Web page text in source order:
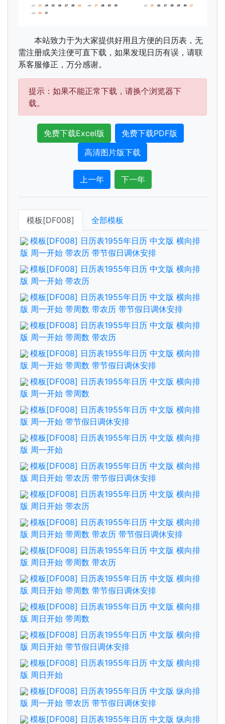
本站致力于为大家提供好用且方便的日历表，无
需注册或关注便可直下载，如果发现日历有误，请联
系客服修正，万分感谢。
提示：如果不能正常下载，请换个浏览器下
载。
免费下载Excel版
免费下载PDF版
高清图片版下载
上一年 下一年
模板[DF008] 全部模板
模板[DF008] 日历表1955年日历 中文版 横向排
版 周一开始 带农历 带节假日调休安排
模板[DF008] 日历表1955年日历 中文版 横向排
版 周一开始 带农历
模板[DF008] 日历表1955年日历 中文版 横向排
版 周一开始 带周数 带农历 带节假日调休安排
模板[DF008] 日历表1955年日历 中文版 横向排
版 周一开始 带周数 带农历
模板[DF008] 日历表1955年日历 中文版 横向排
版 周一开始 带周数 带节假日调休安排
模板[DF008] 日历表1955年日历 中文版 横向排
版 周一开始 带周数
模板[DF008] 日历表1955年日历 中文版 横向排
版 周一开始 带节假日调休安排
模板[DF008] 日历表1955年日历 中文版 横向排
版 周一开始
模板[DF008] 日历表1955年日历 中文版 横向排
版 周日开始 带农历 带节假日调休安排
模板[DF008] 日历表1955年日历 中文版 横向排
版 周日开始 带农历
模板[DF008] 日历表1955年日历 中文版 横向排
版 周日开始 带周数 带农历 带节假日调休安排
模板[DF008] 日历表1955年日历 中文版 横向排
版 周日开始 带周数 带农历
模板[DF008] 日历表1955年日历 中文版 横向排
版 周日开始 带周数 带节假日调休安排
模板[DF008] 日历表1955年日历 中文版 横向排
版 周日开始 带周数
模板[DF008] 日历表1955年日历 中文版 横向排
版 周日开始 带节假日调休安排
模板[DF008] 日历表1955年日历 中文版 横向排
版 周日开始
模板[DF008] 日历表1955年日历 中文版 纵向排
版 周一开始 带农历 带节假日调休安排
模板[DF008] 日历表1955年日历 中文版 纵向排